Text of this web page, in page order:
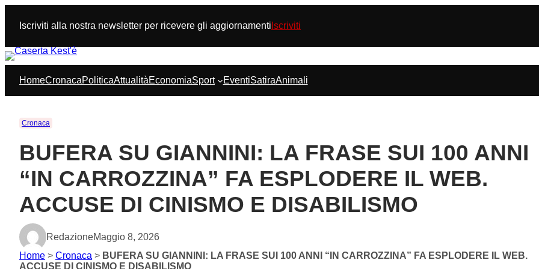
contenuto
Iscriviti alla nostra newsletter per ricevere gli aggiornamenti Iscriviti
HomeCronacaPoliticaAttualitàEconomiaSport EventiSatiraAnimali
Cronaca
BUFERA SU GIANNINI: LA FRASE SUI 100 ANNI
“IN CARROZZINA” FA ESPLODERE IL WEB.
ACCUSE DI CINISMO E DISABILISMO
RedazioneMaggio 8, 2026
Home > Cronaca > BUFERA SU GIANNINI: LA FRASE SUI 100 ANNI “IN CARROZZINA” FA ESPLODERE IL WEB.
ACCUSE DI CINISMO E DISABILISMO